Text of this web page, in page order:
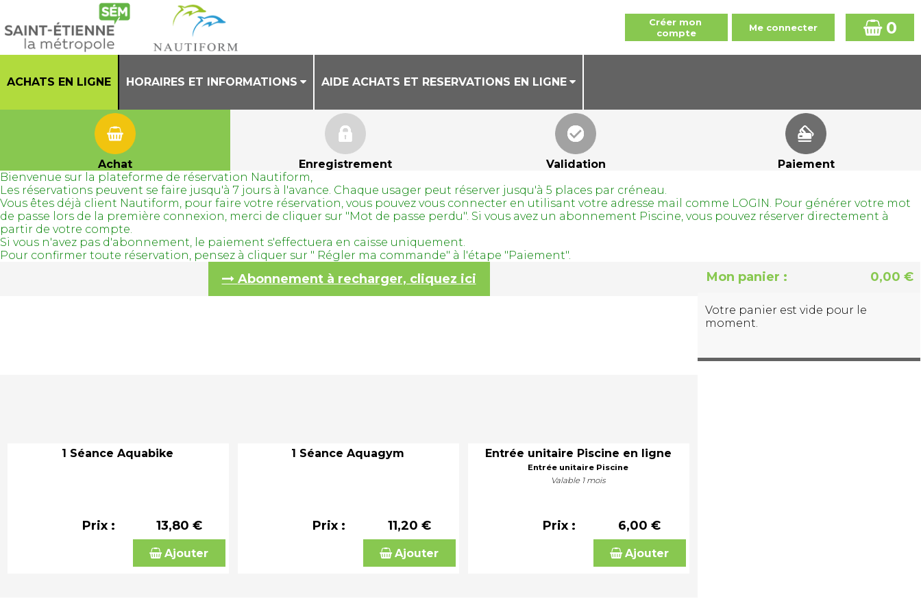
0
ACHATS EN LIGNE HORAIRES ET INFORMATIONS
PRESENTATION
HORAIRES CENTRE AQUATIQUE
REGLEMENT INTERIEUR
TENUES AUTORISEES
AIDE ACHATS ET RESERVATIONS EN LIGNE
CONDITIONS GENERALES DE VENTE
AIDE ACHAT DE BILLETS EN LIGNE
Achat Enregistrement Validation
Paiement
Bienvenue sur la plateforme de réservation Nautiform,
Les réservations peuvent se faire jusqu'à 7 jours à l'avance. Chaque usager peut réserver jusqu'à 5 places par créneau.
Vous êtes déjà client Nautiform, pour faire votre réservation, vous pouvez vous connecter en utilisant votre adresse mail comme LOGIN. Pour générer votre mot
de passe lors de la première connexion, merci de cliquer sur "Mot de passe perdu". Si vous avez un abonnement Piscine, vous pouvez réserver directement à
partir de votre compte.
Si vous n'avez pas d'abonnement, le paiement s'effectuera en caisse uniquement.
Pour confirmer toute réservation, pensez à cliquer sur " Régler ma commande" à l'étape "Paiement".
Abonnement à recharger, cliquez ici
1 Séance Aquabike
Prix : 13,80 €
Ajouter
1 Séance Aquagym
Prix : 11,20 €
Ajouter
Entrée unitaire Piscine en ligne
Entrée unitaire Piscine
Valable 1 mois
Prix : 6,00 €
Ajouter
Mon panier : 0,00 €
Votre panier est vide pour le
moment.